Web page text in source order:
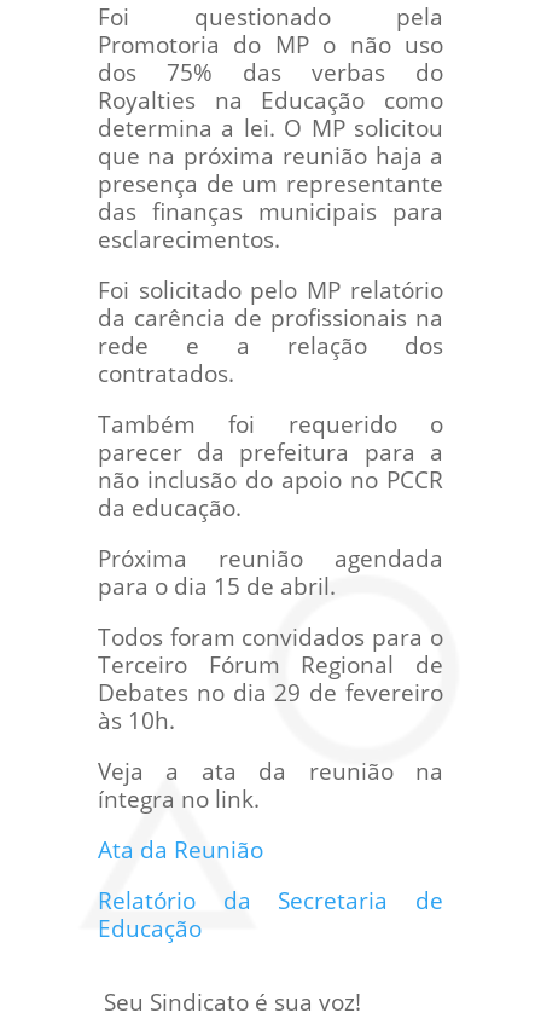
Foi questionado pela
Promotoria do MP o não uso
dos 75% das verbas do
Royalties na Educação como
determina a lei. O MP solicitou
que na próxima reunião haja a
presença de um representante
das finanças municipais para
esclarecimentos.
Foi solicitado pelo MP relatório
da carência de profissionais na
rede e a relação dos
contratados.
Também foi requerido o
parecer da prefeitura para a
não inclusão do apoio no PCCR
da educação.
Próxima reunião agendada
para o dia 15 de abril.
Todos foram convidados para o
Terceiro Fórum Regional de
Debates no dia 29 de fevereiro
às 10h.
Veja a ata da reunião na
íntegra no link.
Ata da Reunião
Relatório da Secretaria de
Educação
Seu Sindicato é sua voz!